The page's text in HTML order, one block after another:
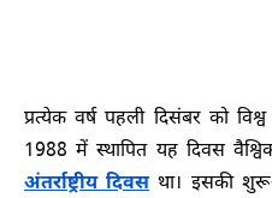
प्रत्येक वर्ष पहली दिसंबर को
1988 में स्थापित यह दिवस
अंतर्राष्ट्रीय दिवसथा। इसकी